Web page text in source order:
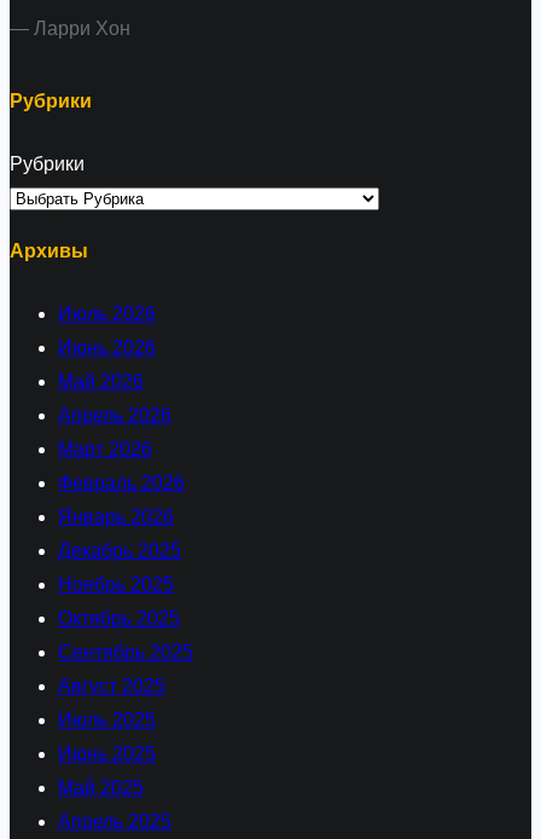
— Ларри Хон
Рубрики
Рубрики
Архивы
Июль 2026
Июнь 2026
Май 2026
Апрель 2026
Март 2026
Февраль 2026
Январь 2026
Декабрь 2025
Ноябрь 2025
Октябрь 2025
Сентябрь 2025
Август 2025
Июль 2025
Июнь 2025
Май 2025
Апрель 2025